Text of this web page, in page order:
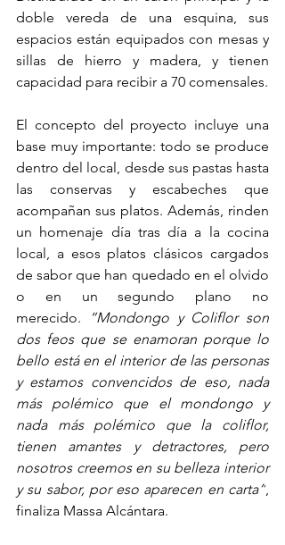
doble vereda de una esquina, sus
espacios están equipados con mesas y
sillas de hierro y madera, y tienen
capacidad para recibir a 70 comensales.
El concepto del proyecto incluye una
base muy importante: todo se produce
dentro del local, desde sus pastas hasta
las conservas y escabeches que
acompañan sus platos. Además, rinden
un homenaje día tras día a la cocina
local, a esos platos clásicos cargados
de sabor que han quedado en el olvido
o en un segundo plano no
merecido.
“Mondongo y Coliflor son
dos feos que se enamoran porque lo
bello está en el interior de las personas
y estamos convencidos de eso, nada
más polémico que el mondongo y
nada más polémico que la coliflor,
tienen amantes y detractores, pero
nosotros creemos en su belleza interior
y su sabor, por eso aparecen en carta”,
finaliza Massa Alcántara.